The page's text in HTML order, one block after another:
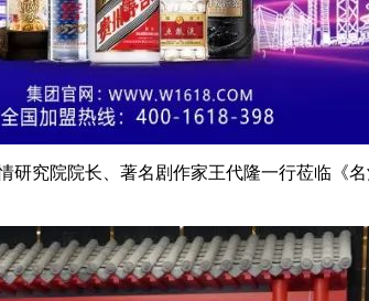
究院院长、著名剧作家王代隆一行莅临《